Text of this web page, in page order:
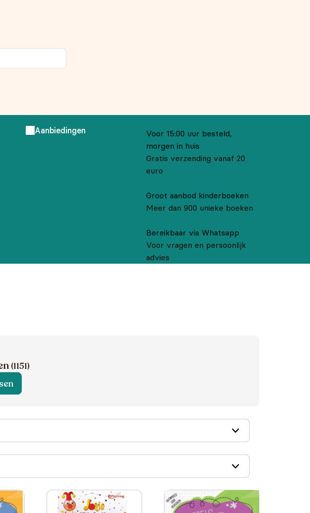
Aanbiedingen
Voor 15:00 uur besteld,
morgen in huis
Gratis verzending vanaf 20
euro
Groot aanbod kinderboeken
Meer dan 900 unieke boeken
Bereikbaar via Whatsapp
Voor vragen en persoonlijk
advies
(1151)